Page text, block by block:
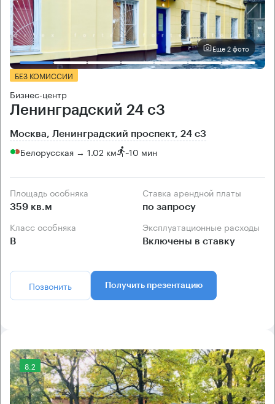
Еще 2 фото
БЕЗ КОМИССИИ
Бизнес-центр
Ленинградский 24 с3
Москва, Ленинградский проспект, 24 с3
Белорусская → 1.02 км ~10 мин
Площадь особняка
359 кв.м
Ставка арендной платы
по запросу
Класс особняка
B
Эксплуатационные расходы
Включены в ставку
Позвонить Получить презентацию
8.2